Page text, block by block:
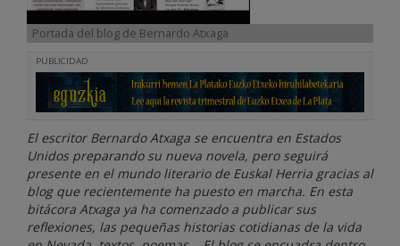
Portada del blog de Bernardo Atxaga
PUBLICIDAD
El escritor Bernardo Atxaga se encuentra en Estados
Unidos preparando su nueva novela, pero seguirá
presente en el mundo literario de Euskal Herria gracias al
blog que recientemente ha puesto en marcha. En esta
bitácora Atxaga ya ha comenzado a publicar sus
reflexiones, las pequeñas historias cotidianas de la vida